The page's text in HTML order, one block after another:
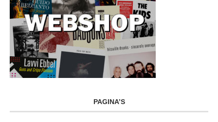
PAGINA’S